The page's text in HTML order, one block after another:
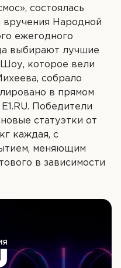
ПРИЁМ
58-32-99
состоялась
вручения Народной
ежегодного
выбирают лучшие
Шоу, которое вели
собрало
в прямом
Победители
статуэтки от
каждая, с
меняющим
в зависимости